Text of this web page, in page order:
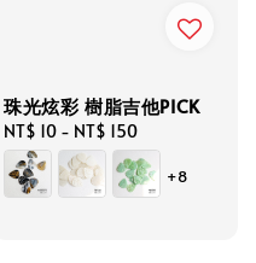
珠光炫彩 樹脂吉他PICK
Regular
price
NT$ 10 - NT$ 150
+8